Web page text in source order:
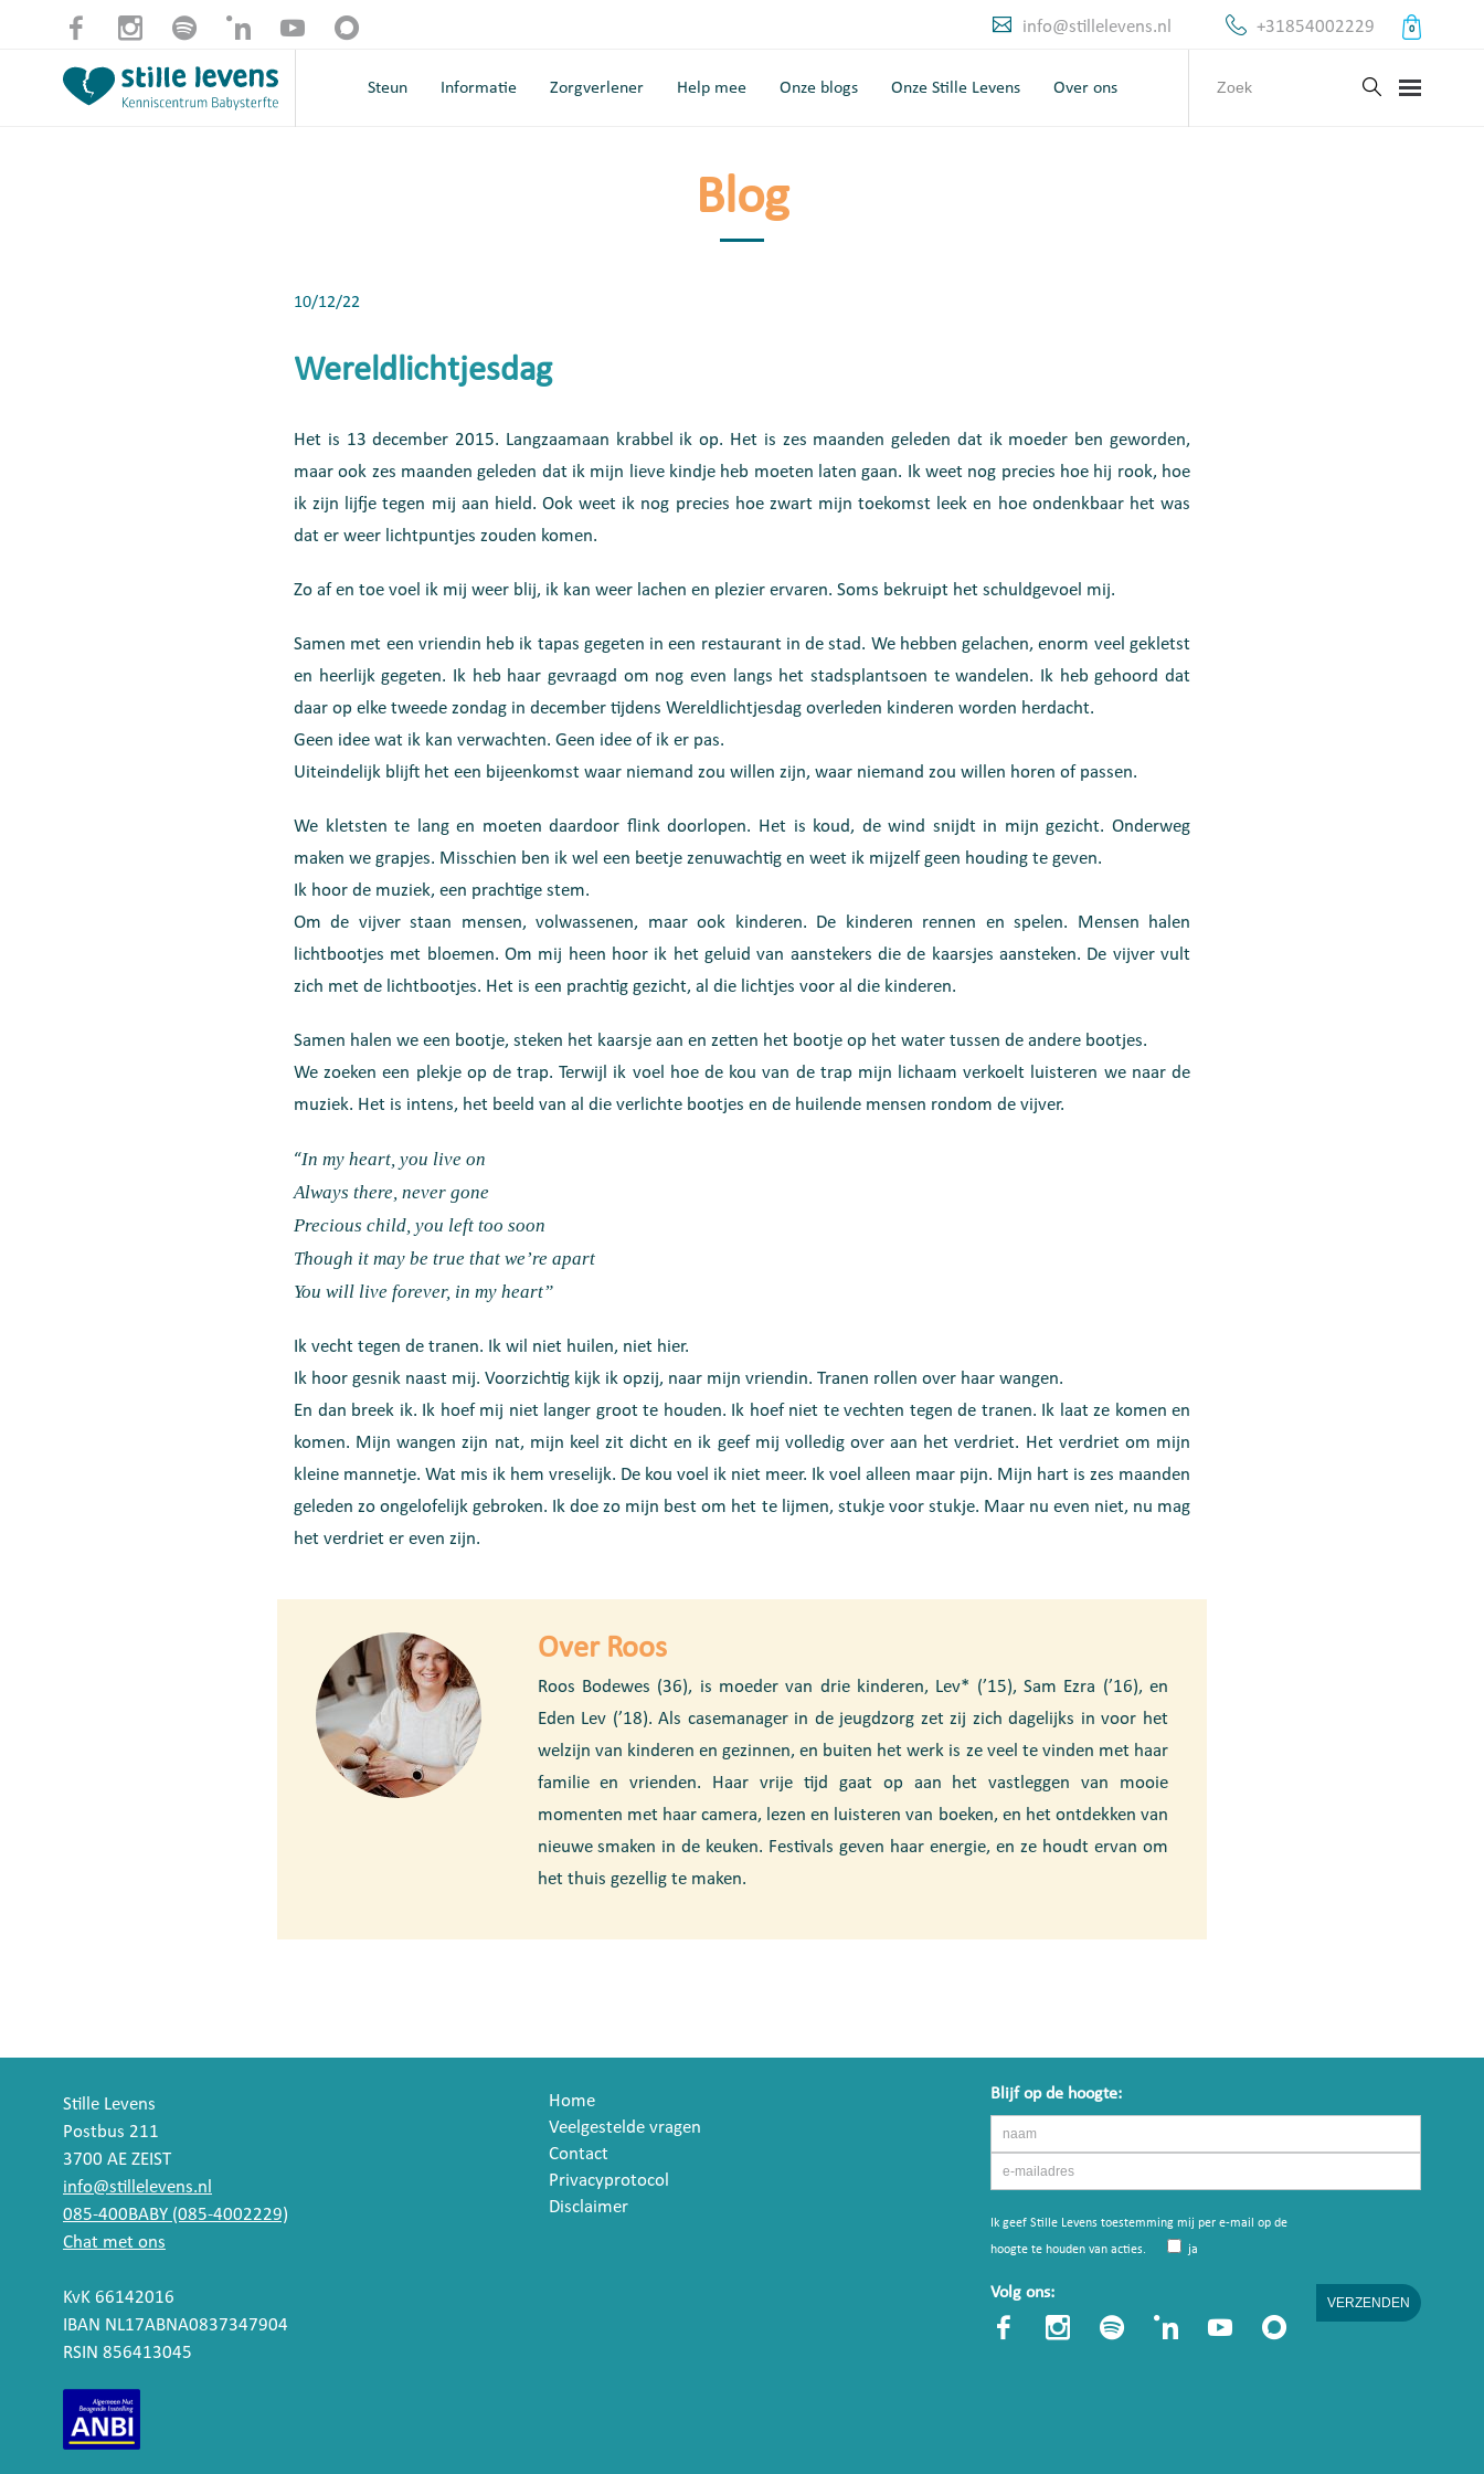
info@stillelevens.nl +31854002229 0
Steun Informatie Zorgverlener Help mee Onze blogs Onze Stille Levens Over ons
Blog
10/12/22
Wereldlichtjesdag
Het is 13 december 2015. Langzaamaan krabbel ik op. Het is zes maanden geleden dat ik moeder ben geworden,
maar ook zes maanden geleden dat ik mijn lieve kindje heb moeten laten gaan. Ik weet nog precies hoe hij rook, hoe
ik zijn lijfje tegen mij aan hield. Ook weet ik nog precies hoe zwart mijn toekomst leek en hoe ondenkbaar het was
dat er weer lichtpuntjes zouden komen.
Zo af en toe voel ik mij weer blij, ik kan weer lachen en plezier ervaren. Soms bekruipt het schuldgevoel mij.
Samen met een vriendin heb ik tapas gegeten in een restaurant in de stad. We hebben gelachen, enorm veel gekletst
en heerlijk gegeten. Ik heb haar gevraagd om nog even langs het stadsplantsoen te wandelen. Ik heb gehoord dat
daar op elke tweede zondag in december tijdens Wereldlichtjesdag overleden kinderen worden herdacht.
Geen idee wat ik kan verwachten. Geen idee of ik er pas.
Uiteindelijk blijft het een bijeenkomst waar niemand zou willen zijn, waar niemand zou willen horen of passen.
We kletsten te lang en moeten daardoor flink doorlopen. Het is koud, de wind snijdt in mijn gezicht. Onderweg
maken we grapjes. Misschien ben ik wel een beetje zenuwachtig en weet ik mijzelf geen houding te geven.
Ik hoor de muziek, een prachtige stem.
Om de vijver staan mensen, volwassenen, maar ook kinderen. De kinderen rennen en spelen. Mensen halen
lichtbootjes met bloemen. Om mij heen hoor ik het geluid van aanstekers die de kaarsjes aansteken. De vijver vult
zich met de lichtbootjes. Het is een prachtig gezicht, al die lichtjes voor al die kinderen.
Samen halen we een bootje, steken het kaarsje aan en zetten het bootje op het water tussen de andere bootjes.
We zoeken een plekje op de trap. Terwijl ik voel hoe de kou van de trap mijn lichaam verkoelt luisteren we naar de
muziek. Het is intens, het beeld van al die verlichte bootjes en de huilende mensen rondom de vijver.
“In my heart, you live on
Always there, never gone
Precious child, you left too soon
Though it may be true that we’re apart
You will live forever, in my heart”
Ik vecht tegen de tranen. Ik wil niet huilen, niet hier.
Ik hoor gesnik naast mij. Voorzichtig kijk ik opzij, naar mijn vriendin. Tranen rollen over haar wangen.
En dan breek ik. Ik hoef mij niet langer groot te houden. Ik hoef niet te vechten tegen de tranen. Ik laat ze komen en
komen. Mijn wangen zijn nat, mijn keel zit dicht en ik geef mij volledig over aan het verdriet. Het verdriet om mijn
kleine mannetje. Wat mis ik hem vreselijk. De kou voel ik niet meer. Ik voel alleen maar pijn. Mijn hart is zes maanden
geleden zo ongelofelijk gebroken. Ik doe zo mijn best om het te lijmen, stukje voor stukje. Maar nu even niet, nu mag
het verdriet er even zijn.
Over Roos
Roos Bodewes (36), is moeder van drie kinderen, Lev* (’15), Sam Ezra (’16), en
Eden Lev (’18). Als casemanager in de jeugdzorg zet zij zich dagelijks in voor het
welzijn van kinderen en gezinnen, en buiten het werk is ze veel te vinden met haar
familie en vrienden. Haar vrije tijd gaat op aan het vastleggen van mooie
momenten met haar camera, lezen en luisteren van boeken, en het ontdekken van
nieuwe smaken in de keuken. Festivals geven haar energie, en ze houdt ervan om
het thuis gezellig te maken.
Stille Levens
Postbus 211
3700 AE ZEIST
info@stillelevens.nl
085-400BABY (085-4002229)
Chat met ons
KvK 66142016
IBAN NL17ABNA0837347904
RSIN 856413045
Home
Veelgestelde vragen
Contact
Privacyprotocol
Disclaimer
Blijf op de hoogte:
Ik geef Stille Levens toestemming mij per e-mail op de
hoogte te houden van acties.
ja
Volg ons: